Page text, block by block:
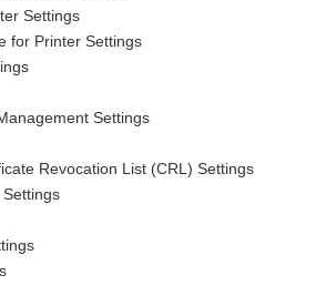
Settings
for Printer Settings
Settings
Revocation List (CRL) Settings